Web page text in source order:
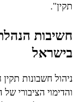
תקין".
חשיבות
בישראל
ניהול חשבונות
והדימוי הציבורי